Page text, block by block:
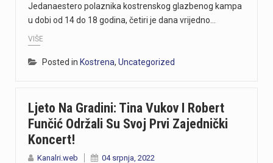
Jedanaestero polaznika kostrenskog glazbenog kampa
u dobi od 14 do 18 godina, četiri je dana vrijedno…
VIŠE
Posted in Kostrena, Uncategorized
Ljeto Na Gradini: Tina Vukov I Robert
Funčić Održali Su Svoj Prvi Zajednički
Koncert!
Kanalri.web 04 srpnja, 2022